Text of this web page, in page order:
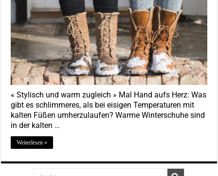
« Stylisch und warm zugleich » Mal Hand aufs Herz: Was
gibt es schlimmeres, als bei eisigen Temperaturen mit
kalten Füßen umherzulaufen? Warme Winterschuhe sind
in der kalten …
Weiterlesen »